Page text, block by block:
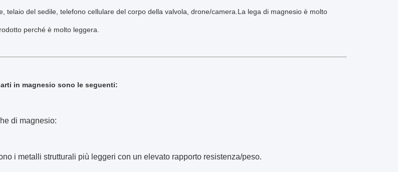
telaio del sedile, telefono cellulare del corpo della valvola, drone/camera.La lega di magnesio è molto
perché è molto leggera.
in magnesio sono le seguenti:
di magnesio:
i metalli strutturali più leggeri con un elevato rapporto resistenza/peso.